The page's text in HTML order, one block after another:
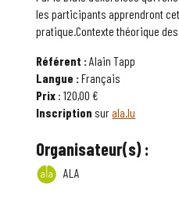
les participants apprendront
pratique.Contexte théorique
Référent :Alain Tapp
Langue :Français
Prix : 120,00 €
Inscription surala.lu
Organisateur(s) :
ALA